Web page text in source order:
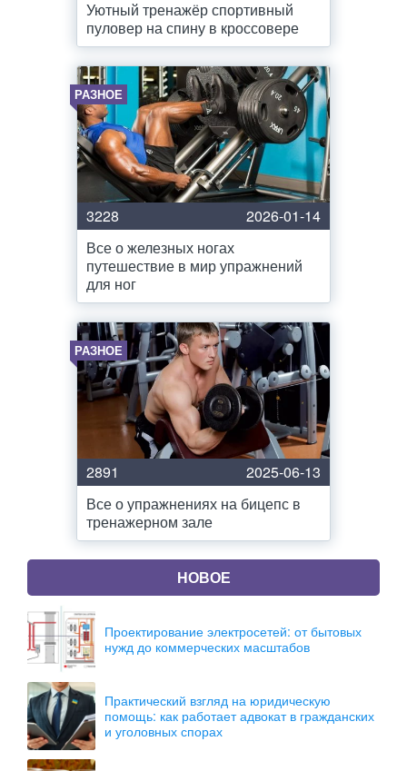
Уютный тренажёр спортивный
пуловер на спину в кроссовере
РАЗНОЕ
3228
2026-01-14
Все о железных ногах
путешествие в мир упражнений
для ног
РАЗНОЕ
2891
2025-06-13
Все о упражнениях на бицепс в
тренажерном зале
НОВОЕ
Проектирование электросетей: от бытовых
нужд до коммерческих масштабов
Практический взгляд на юридическую
помощь: как работает адвокат в гражданских
и уголовных спорах